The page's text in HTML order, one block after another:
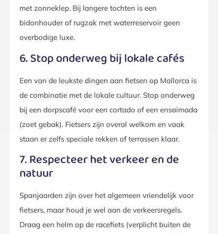
met zonneklep. Bij langere tochten is een
bidonhouder of rugzak met waterreservoir geen
overbodige luxe.
6. Stop onderweg bij lokale cafés
Een van de leukste dingen aan fietsen op Mallorca is
de combinatie met de lokale cultuur. Stop onderweg
bij een dorpscafé voor een cortado of een ensaïmada
(zoet gebak). Fietsers zijn overal welkom en vaak
staan er zelfs speciale rekken of terrassen klaar.
7. Respecteer het verkeer en de
natuur
Spanjaarden zijn over het algemeen vriendelijk voor
fietsers, maar houd je wel aan de verkeersregels.
Draag een helm op de racefiets (verplicht buiten de